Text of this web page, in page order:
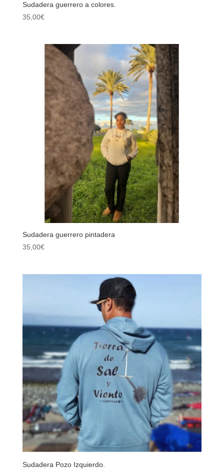
Sudadera guerrero a colores.
35,00€
Sudadera guerrero pintadera
35,00€
Sudadera Pozo Izquierdo.